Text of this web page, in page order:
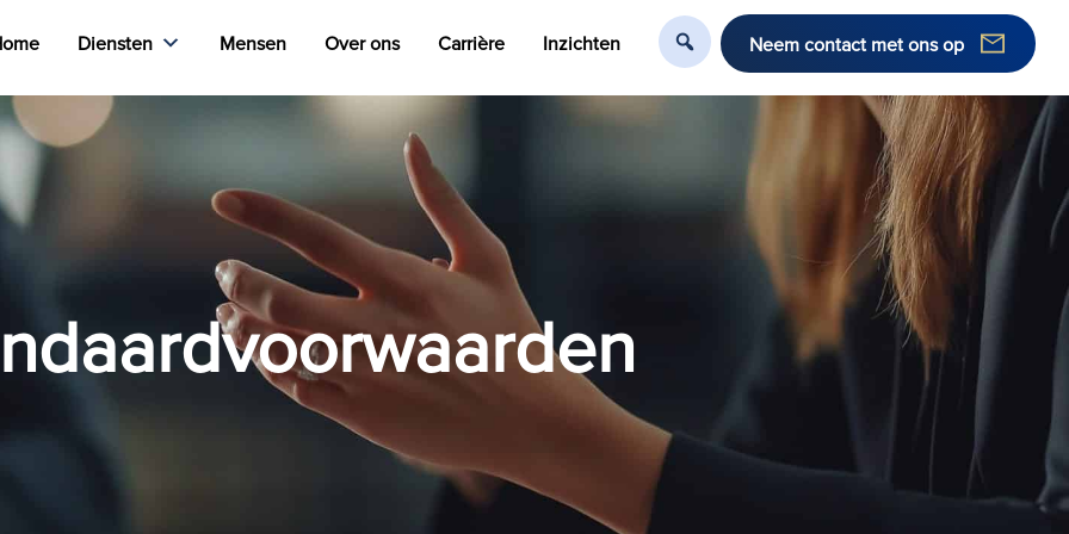
Diensten Mensen Over ons Carrière Inzichten Neem contact met ons op